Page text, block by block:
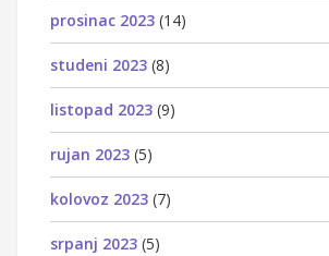
prosinac 2023 (14)
studeni 2023 (8)
listopad 2023 (9)
rujan 2023 (5)
kolovoz 2023 (7)
srpanj 2023 (5)